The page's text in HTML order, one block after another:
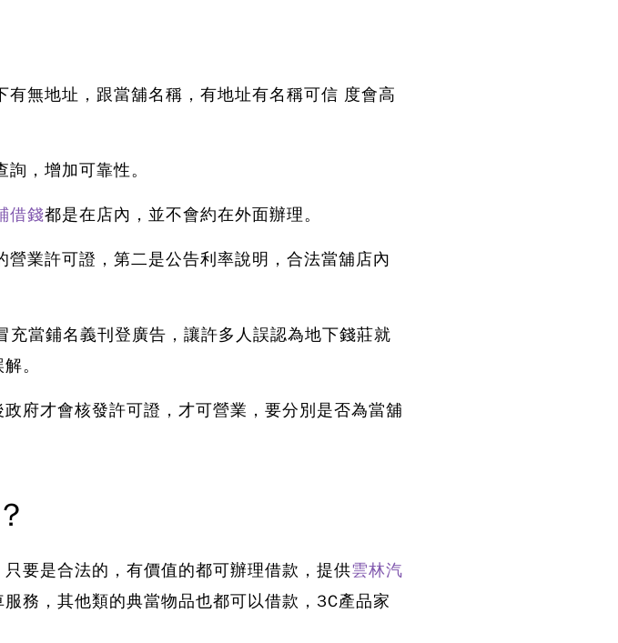
有無地址，跟當舖名稱，有地址有名稱可信 度會高
，增加可靠性。
借錢都是在店內，並不會約在外面辦理。
業許可證，第二是公告利率說明，合法當舖店內
當鋪名義刊登廣告， 讓許多人誤認為地下錢莊就
。
政府才會核發許可證，才可營業，要分別是否為當舖
要是合法的，有價值的都可辦理借款，提供雲林汽
務，其他類的典當物品也都可以借款，3C產品家